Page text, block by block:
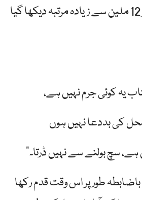
قربانی – کو یوٹیوب پر 12 ملین سے زیادہ مرتبہ دیکھا گیا
یہ کوئی جرم نہیں ہے،
کی بددعا نہیں ہوں
سچ بولنے سے نہیں ڈرتا۔”
طور پر اس وقت قدم رکھا